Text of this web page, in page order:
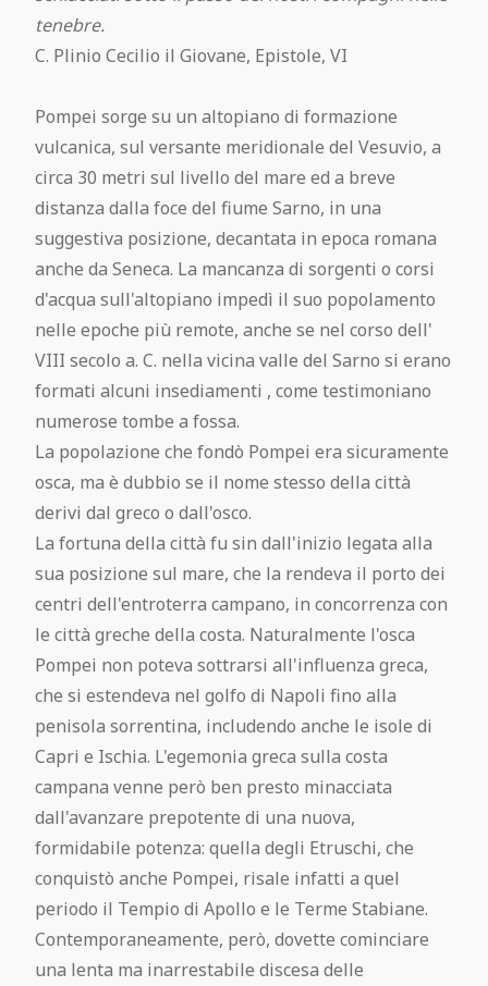
tenebre.
C. Plinio Cecilio il Giovane, Epistole, VI
Pompei sorge su un altopiano di formazione
vulcanica, sul versante meridionale del Vesuvio, a
circa 30 metri sul livello del mare ed a breve
distanza dalla foce del fiume Sarno, in una
suggestiva posizione, decantata in epoca romana
anche da Seneca. La mancanza di sorgenti o corsi
d'acqua sull'altopiano impedì il suo popolamento
nelle epoche più remote, anche se nel corso dell'
VIII secolo a. C. nella vicina valle del Sarno si erano
formati alcuni insediamenti , come testimoniano
numerose tombe a fossa.
La popolazione che fondò Pompei era sicuramente
osca, ma è dubbio se il nome stesso della città
derivi dal greco o dall'osco.
La fortuna della città fu sin dall'inizio legata alla
sua posizione sul mare, che la rendeva il porto dei
centri dell'entroterra campano, in concorrenza con
le città greche della costa. Naturalmente l'osca
Pompei non poteva sottrarsi all'influenza greca,
che si estendeva nel golfo di Napoli fino alla
penisola sorrentina, includendo anche le isole di
Capri e Ischia. L'egemonia greca sulla costa
campana venne però ben presto minacciata
dall'avanzare prepotente di una nuova,
formidabile potenza: quella degli Etruschi, che
conquistò anche Pompei, risale infatti a quel
periodo il Tempio di Apollo e le Terme Stabiane.
Contemporaneamente, però, dovette cominciare
una lenta ma inarrestabile discesa delle
Pompeii Situs Latine scriptus
Esposizione permanente dei calchi di
Pompei
Guida ufficiale di Pompei